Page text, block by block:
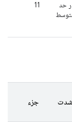
حد
11
شدت جزء